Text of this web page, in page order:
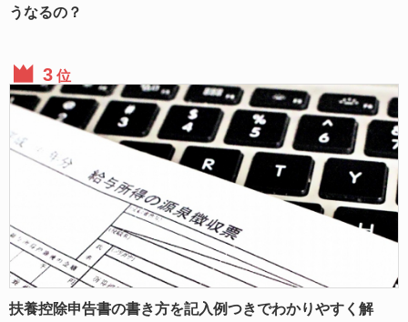
うなるの？
位
扶養控除申告書の書き方を記入例つきでわかりやすく解